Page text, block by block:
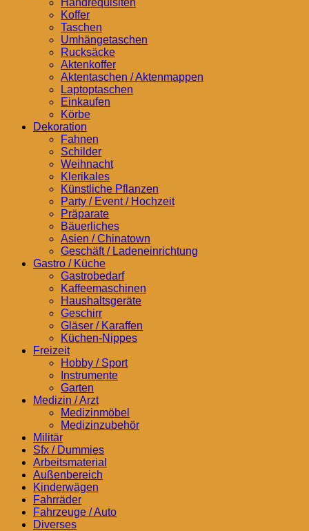
Handrequisiten
Koffer
Taschen
Umhängetaschen
Rucksäcke
Aktenkoffer
Aktentaschen / Aktenmappen
Laptoptaschen
Einkaufen
Körbe
Dekoration
Fahnen
Schilder
Weihnacht
Klerikales
Künstliche Pflanzen
Party / Event / Hochzeit
Präparate
Bäuerliches
Asien / Chinatown
Geschäft / Ladeneinrichtung
Gastro / Küche
Gastrobedarf
Kaffeemaschinen
Haushaltsgeräte
Geschirr
Gläser / Karaffen
Küchen-Nippes
Freizeit
Hobby / Sport
Instrumente
Garten
Medizin / Arzt
Medizinmöbel
Medizinzubehör
Militär
Sfx / Dummies
Arbeitsmaterial
Außenbereich
Kinderwägen
Fahrräder
Fahrzeuge / Auto
Diverses